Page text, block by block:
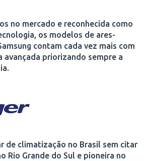
no mercado e reconhecida como
os modelos de ares-
contam cada vez mais com
avançada priorizando sempre a
de climatização no Brasil sem citar
Rio Grande do Sul e pioneira no